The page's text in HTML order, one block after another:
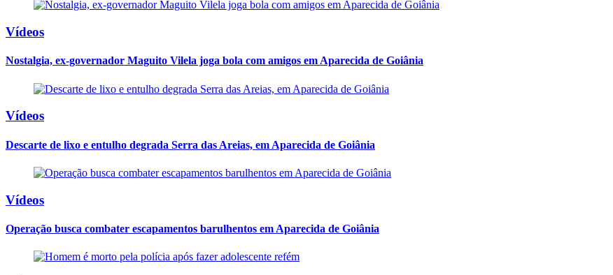
Vídeos
Nostalgia, ex-governador Maguito Vilela joga bola com amigos em Aparecida de Goiânia
Vídeos
Descarte de lixo e entulho degrada Serra das Areias, em Aparecida de Goiânia
Vídeos
Operação busca combater escapamentos barulhentos em Aparecida de Goiânia